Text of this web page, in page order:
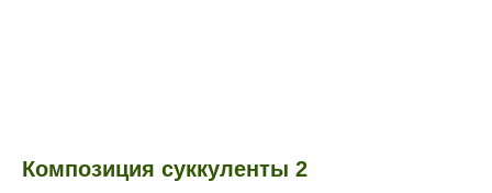
Композиция суккуленты 2